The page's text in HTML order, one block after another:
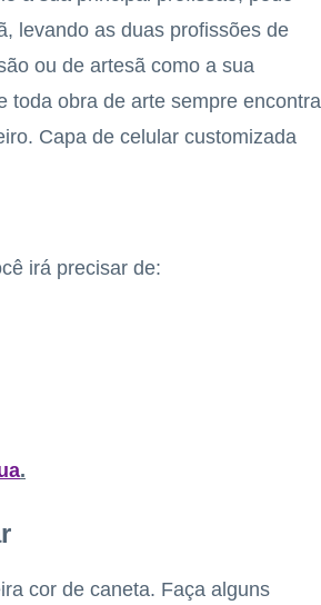
levando as duas profissões de
ou de artesã como a sua
toda obra de arte sempre encontra
Capa de celular customizada
irá precisar de:
.
cor de caneta. Faça alguns